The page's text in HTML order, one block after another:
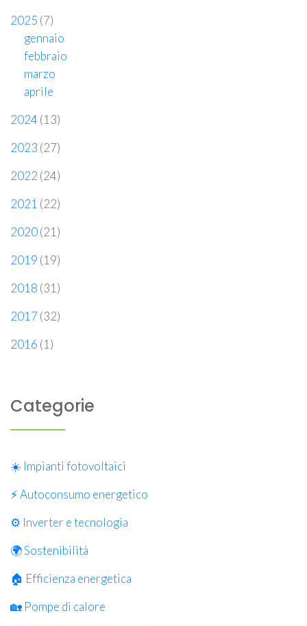
2025 (7)
gennaio
febbraio
marzo
aprile
2024 (13)
2023 (27)
2022 (24)
2021 (22)
2020(21)
2019 (19)
2018 (31)
2017 (32)
2016 (1)
Categorie
☀️ Impianti fotovoltaici
⚡ Autoconsumo energetico
⚙️ Inverter e tecnologia
🌍 Sostenibilità
🏠 Efficienza energetica
🏡 Pompe di calore